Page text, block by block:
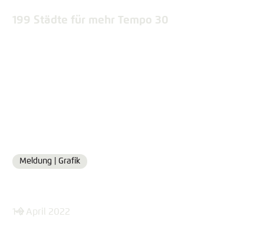
199 Städte für mehr Tempo 30
Format
Meldung | Grafik
14. April 2022